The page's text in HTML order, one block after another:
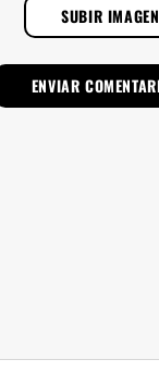
SUBIR IMAGEN